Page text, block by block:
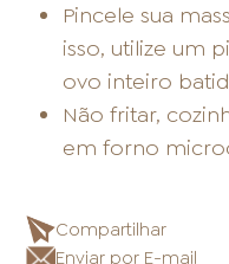
Pincele sua
isso, utilize um
ovo inteiro
Não fritar,
em forno
Compartilhar
Enviar por E-mail